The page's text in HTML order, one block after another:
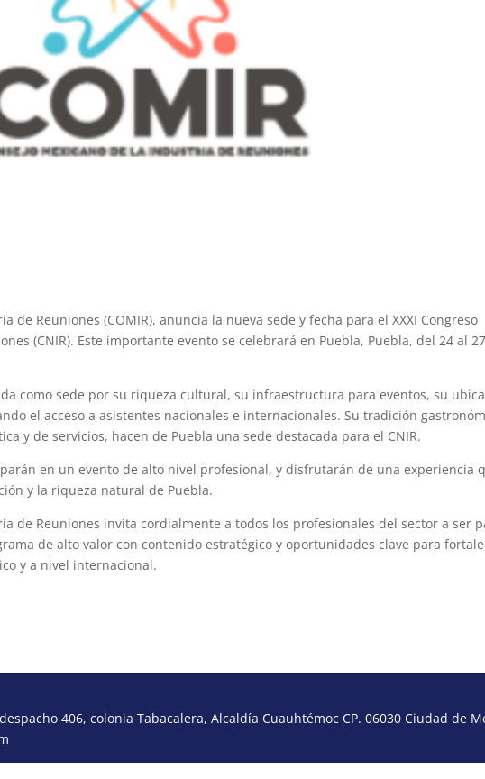
de Reuniones (COMIR), anuncia la nueva sede y fecha para el XXXI Congreso
(CNIR). Este importante evento se celebrará en Puebla, Puebla, del 24 al
como sede por su riqueza cultural, su infraestructura para eventos, su
el acceso a asistentes nacionales e internacionales. Su tradición
y de servicios, hacen de Puebla una sede destacada para el CNIR.
en un evento de alto nivel profesional, y disfrutarán de una experiencia
y la riqueza natural de Puebla.
de Reuniones invita cordialmente a todos los profesionales del sector a ser
de alto valor con contenido estratégico y oportunidades clave para
y a nivel internacional.
406, colonia Tabacalera, Alcaldía Cuauhtémoc CP. 06030 Ciudad de